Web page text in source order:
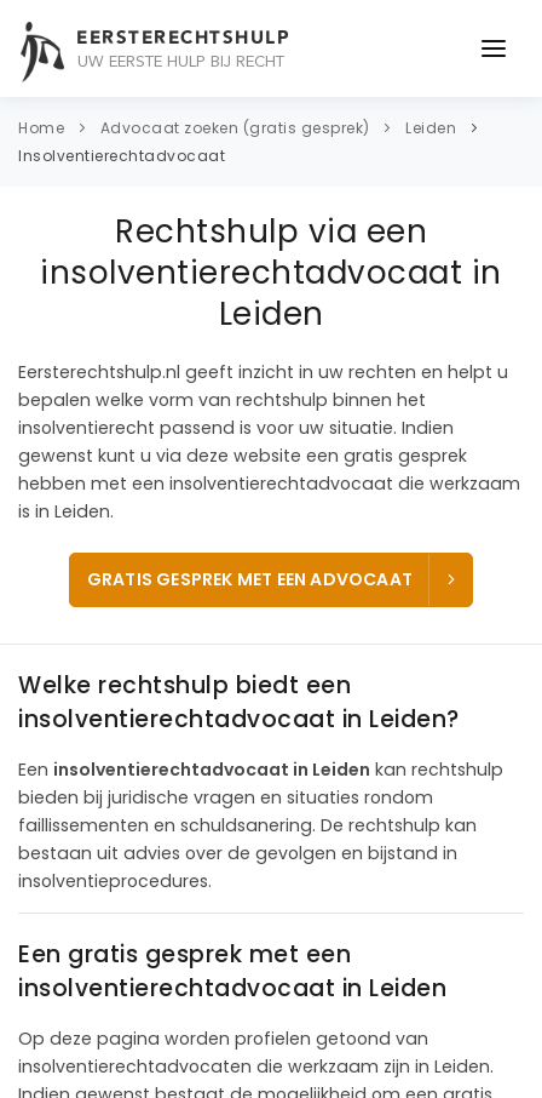
EERSTERECHTSHULP
UW EERSTE HULP BIJ RECHT
ONDERWERPEN
ADVOCAAT
OVER ONS
Home Advocaat zoeken (gratis gesprek)
Leiden
Insolventierechtadvocaat
Rechtshulp via een
insolventierechtadvocaat in
Leiden
Eersterechtshulp.nl geeft inzicht in uw rechten en helpt u
bepalen welke vorm van rechtshulp binnen het
insolventierecht passend is voor uw situatie. Indien
gewenst kunt u via deze website een gratis gesprek
hebben met een insolventierechtadvocaat die werkzaam
is in Leiden.
GRATIS GESPREK MET EEN ADVOCAAT
Welke rechtshulp biedt een
insolventierechtadvocaat in Leiden?
Een insolventierechtadvocaat in Leiden kan rechtshulp
bieden bij juridische vragen en situaties rondom
faillissementen en schuldsanering. De rechtshulp kan
bestaan uit advies over de gevolgen en bijstand in
insolventieprocedures.
Een gratis gesprek met een
insolventierechtadvocaat in Leiden
Op deze pagina worden profielen getoond van
insolventierechtadvocaten die werkzaam zijn in Leiden.